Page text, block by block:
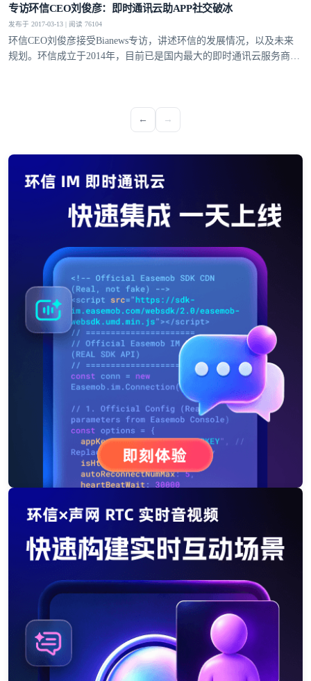
专访环信CEO刘俊彦：即时通讯云助APP社交破冰
发布于 2017-03-13 | 阅读 76104
环信CEO刘俊彦接受Bianews专访，讲述环信的发展情况，以及未来
规划。环信成立于2014年，目前已是国内最大的即时通讯云服务商，
← →